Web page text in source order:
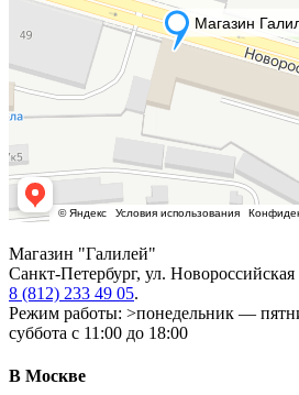
Магазин "Галилей"
Санкт-Петербург, ул. Новороссийская
8 (812) 233 49 05.
Режим работы: >понедельник —
суббота с 11:00 до 18:00
В Москве